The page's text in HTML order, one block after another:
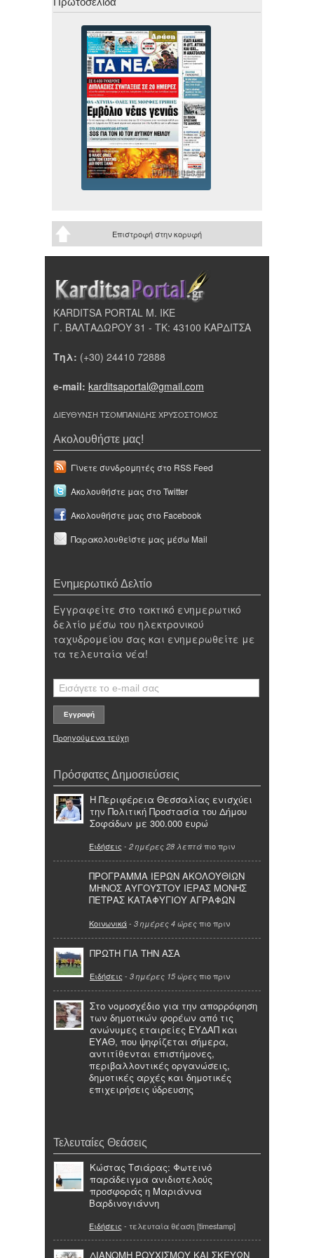
Πρωτοσέλιδα
Επιστροφή στην κορυφή
KARDITSA PORTAL Μ. ΙΚΕ
Γ. ΒΑΛΤΑΔΩΡΟΥ 31 - ΤΚ: 43100 ΚΑΡΔΙΤΣΑ
Τηλ: (+30) 24410 72888
e-mail: karditsaportal@gmail.com
ΔΙΕΥΘΥΝΣΗ ΤΣΟΜΠΑΝΙΔΗΣ ΧΡΥΣΟΣΤΟΜΟΣ
Ακολουθήστε μας!
Γίνετε συνδρομητές στο RSS Feed
Ακολουθήστε μας στο Twitter
Ακολουθήστε μας στο Facebook
Παρακολουθείστε μας μέσω Mail
Ενημερωτικό Δελτίο
Εγγραφείτε στο τακτικό ενημερωτικό
δελτίο μέσω του ηλεκτρονικού
ταχυδρομείου σας και ενημερωθείτε με
τα τελευταία νέα!
Προηγούμενα τεύχη
Πρόσφατες Δημοσιεύσεις
Η Περιφέρεια Θεσσαλίας ενισχύει
την Πολιτική Προστασία του Δήμου
Σοφάδων με 300.000 ευρώ
Ειδήσεις - 2 ημέρες 28 λεπτά πιο πριν
ΠΡΟΓΡΑΜΜΑ ΙΕΡΩΝ ΑΚΟΛΟΥΘΙΩΝ
ΜΗΝΟΣ ΑΥΓΟΥΣΤΟΥ ΙΕΡΑΣ ΜΟΝΗΣ
ΠΕΤΡΑΣ ΚΑΤΑΦΥΓΙΟΥ ΑΓΡΑΦΩΝ
Κοινωνικά- 3 ημέρες 4 ώρες πιο πριν
ΠΡΩΤΗ ΓΙΑ ΤΗΝ ΑΣΑ
Ειδήσεις - 3 ημέρες 15 ώρες πιο πριν
Στο νομοσχέδιο για την απορρόφηση
των δημοτικών φορέων από τις
ανώνυμες εταιρείες ΕΥΔΑΠ και
ΕΥΑΘ, που ψηφίζεται σήμερα,
αντιτίθενται επιστήμονες,
περιβαλλοντικές οργανώσεις,
δημοτικές αρχές και δημοτικές
επιχειρήσεις ύδρευσης
Τελευταίες Θεάσεις
Κώστας Τσιάρας: Φωτεινό
παράδειγμα ανιδιοτελούς
προσφοράς η Μαριάννα
Βαρδινογιάννη
Ειδήσεις - τελευταία θέαση [timestamp]
ΔΙΑΝΟΜΗ ΡΟΥΧΙΣΜΟΥ ΚΑΙ ΣΚΕΥΩΝ